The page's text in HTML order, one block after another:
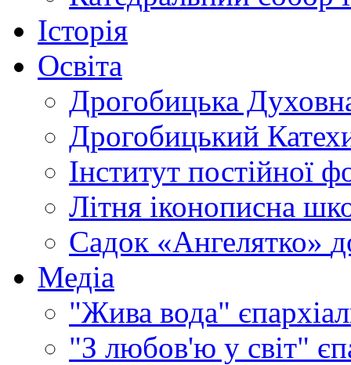
Історія
Освіта
Дрогобицька
Дрогобицький
Інститут постійної
Літня іконописна
Садок «Ангелятко»
Медіа
"Жива вода"
"З любов'ю у світ"